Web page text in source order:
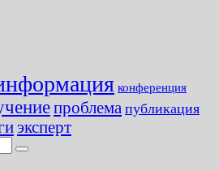
конференция
проблема публикация
эксперт